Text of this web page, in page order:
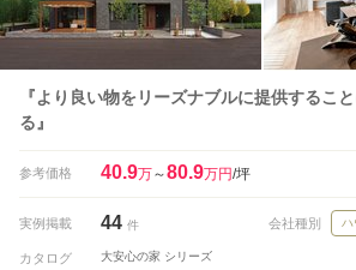
『より良い物をリーズナブルに提供するこ
る』
参考価格 40.9万～80.9万円/坪
実例掲載 44 件 会社種別
カタログ 大安心の家 シリーズ